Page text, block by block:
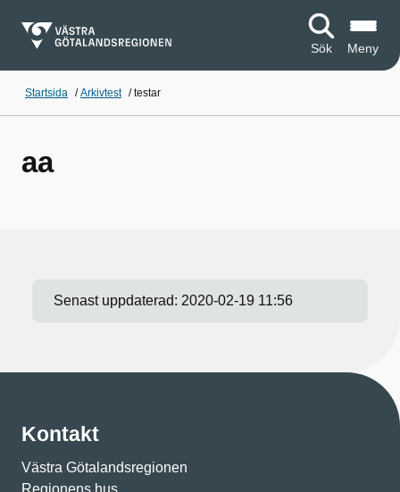
Sök Meny
Startsida /Arkivtest /testar
aa
Senast uppdaterad: 2020-02-19 11:56
Kontakt
Västra Götalandsregionen
Regionens hus